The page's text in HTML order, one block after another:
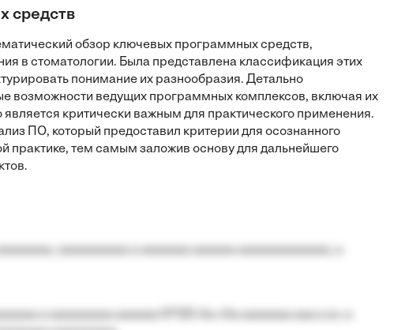
средств
обзор ключевых программных средств,
в стоматологии. Была представлена классификация этих
понимание их разнообразия. Детально
возможности ведущих программных комплексов, включая их
критически важным для практического применения.
ПО, который предоставил критерии для осознанного
практике, тем самым заложив основу для дальнейшего